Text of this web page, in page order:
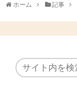
ホーム 記事